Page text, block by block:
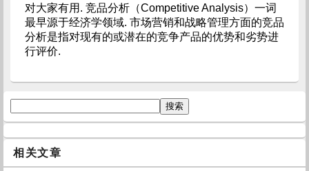
对大家有用. 竞品分析（Competitive Analysis）一词
最早源于经济学领域. 市场营销和战略管理方面的竞品
分析是指对现有的或潜在的竞争产品的优势和劣势进
行评价.
相关文章